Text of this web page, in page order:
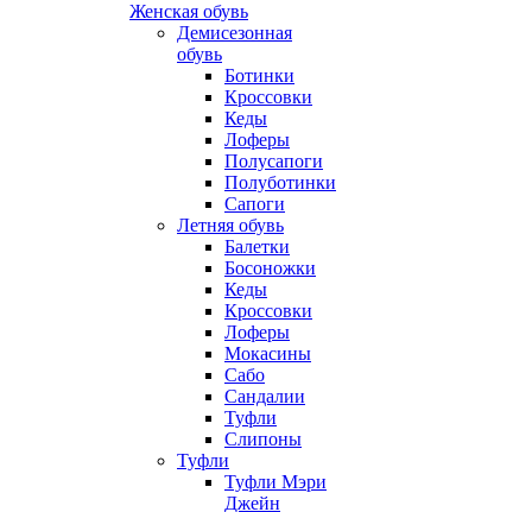
Женская обувь
Демисезонная
обувь
Ботинки
Кроссовки
Кеды
Лоферы
Полусапоги
Полуботинки
Сапоги
Летняя обувь
Балетки
Босоножки
Кеды
Кроссовки
Лоферы
Мокасины
Сабо
Сандалии
Туфли
Слипоны
Туфли
Туфли Мэри
Джейн